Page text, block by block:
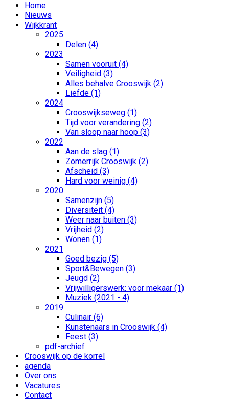
Home
Nieuws
Wijkkrant
2025
Delen (4)
2023
Samen vooruit (4)
Veiligheid (3)
Alles behalve Crooswijk (2)
Liefde (1)
2024
Crooswijkseweg (1)
Tijd voor verandering (2)
Van sloop naar hoop (3)
2022
Aan de slag (1)
Zomerrijk Crooswijk (2)
Afscheid (3)
Hard voor weinig (4)
2020
Samenzijn (5)
Diversiteit (4)
Weer naar buiten (3)
Vrijheid (2)
Wonen (1)
2021
Goed bezig (5)
Sport&Bewegen (3)
Jeugd (2)
Vrijwilligerswerk: voor mekaar (1)
Muziek (2021 - 4)
2019
Culinair (6)
Kunstenaars in Crooswijk (4)
Feest (3)
pdf-archief
Crooswijk op de korrel
agenda
Over ons
Vacatures
Contact